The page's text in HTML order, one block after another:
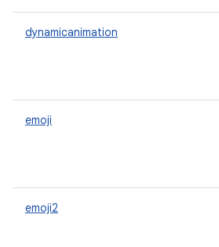
dynamicanimation
emoji
emoji2